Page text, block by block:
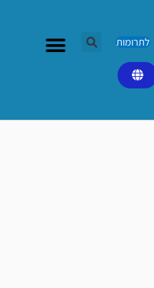
לתרומות